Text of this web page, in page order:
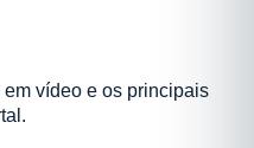
vídeo e os principais